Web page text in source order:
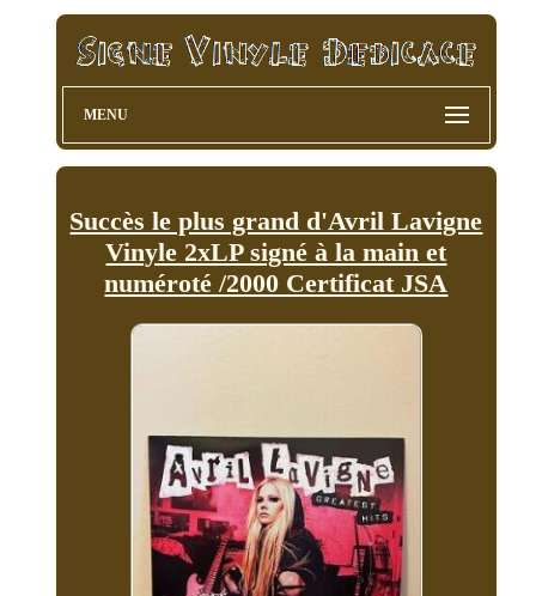
MENU
Succès le plus grand d'Avril Lavigne
Vinyle 2xLP signé à la main et
numéroté /2000 Certificat JSA